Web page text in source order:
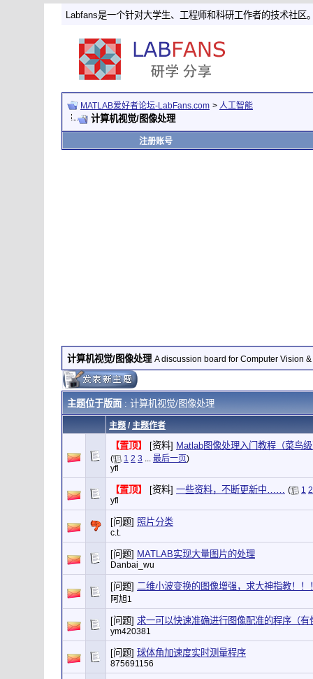
Labfans是一个针对大学生、工程师和科研工作者的技术社区
MATLAB爱好者论坛-LabFans.com > 人工智能
计算机视觉/图像处理
注册账号
计算机视觉/图像处理 A discussion board for Computer Vision
主题位于版面: 计算机视觉/图像处理
主题/ 主题作者
【置顶】 [资料] Matlab图像处理入门教程（菜鸟
( 1 2 3 ... 最后一页)
yfl
【置顶】 [资料] 一些资料，不断更新中…… ( 1 2
yfl
[问题] 照片分类
c.t.
[问题] MATLAB实现大量图片的处理
Danbai_wu
[问题] 二维小波变换的图像增强，求大神指教！！
阿旭1
[问题] 求一可以快速准确进行图像配准的程序（有
ym420381
[问题] 球体角加速度实时测量程序
875691156